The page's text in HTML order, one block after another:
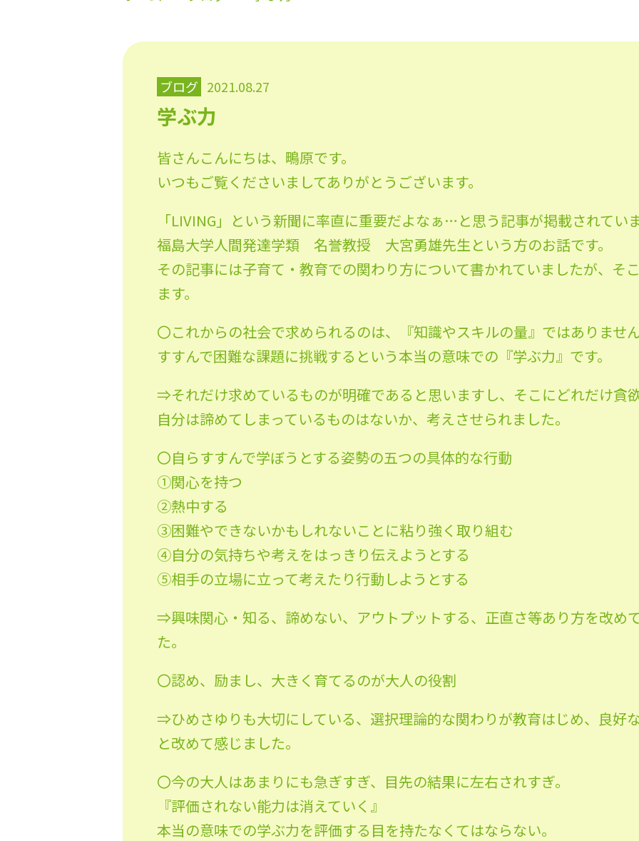
ブログ 2021.08.27
学ぶ力
皆さんこんにちは、鴫原です。
いつもご覧くださいましてありがとうございます。
「LIVING」という新聞に率直に重要だよなぁ…と思う記事が掲載されてい
福島大学人間発達学類 名誉教授 大宮勇雄先生という方のお話です。
その記事には子育て・教育での関わり方について書かれていましたが、そ
ます。
〇これからの社会で求められるのは、『知識やスキルの量』ではありませ
すすんで困難な課題に挑戦するという本当の意味での『学ぶ力』です。
⇒それだけ求めているものが明確であると思いますし、そこにどれだけ貪
自分は諦めてしまっているものはないか、考えさせられました。
〇自らすすんで学ぼうとする姿勢の五つの具体的な行動
①関心を持つ
②熱中する
③困難やできないかもしれないことに粘り強く取り組む
④自分の気持ちや考えをはっきり伝えようとする
⑤相手の立場に立って考えたり行動しようとする
⇒興味関心・知る、諦めない、アウトプットする、正直さ等あり方を改め
た。
〇認め、励まし、大きく育てるのが大人の役割
⇒ひめさゆりも大切にしている、選択理論的な関わりが教育はじめ、良好
と改めて感じました。
〇今の大人はあまりにも急ぎすぎ、目先の結果に左右されすぎ。
『評価されない能力は消えていく』
本当の意味での学ぶ力を評価する目を持たなくてはならない。